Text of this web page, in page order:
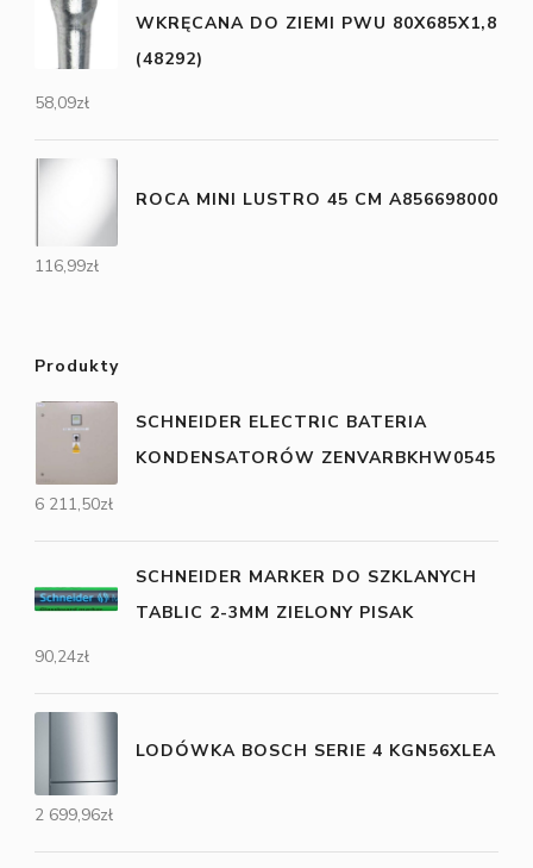
WKRĘCANA DO ZIEMI PWU 80X685X1,8
(48292)
58,09zł
ROCA MINI LUSTRO 45 CM A856698000
116,99zł
Produkty
SCHNEIDER ELECTRIC BATERIA
KONDENSATORÓW ZENVARBKHW0545
6 211,50zł
SCHNEIDER MARKER DO SZKLANYCH
TABLIC 2-3MM ZIELONY PISAK
90,24zł
LODÓWKA BOSCH SERIE 4 KGN56XLEA
2 699,96zł